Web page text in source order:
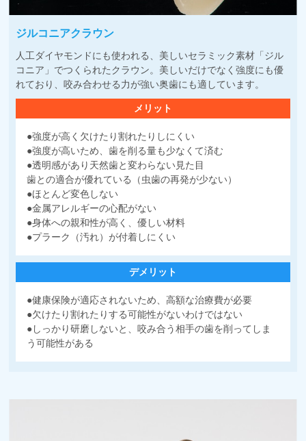
ジルコニアクラウン
人工ダイヤモンドにも使われる、美しいセラミック素材「ジル
コニア」でつくられたクラウン。美しいだけでなく強度にも優
れており、咬み合わせる力が強い奥歯にも適しています。
メリット
●強度が高く欠けたり割れたりしにくい
●強度が高いため、歯を削る量も少なくて済む
●透明感があり天然歯と変わらない見た目
歯との適合が優れている（虫歯の再発が少ない）
●ほとんど変色しない
●金属アレルギーの心配がない
●身体への親和性が高く、優しい材料
●プラーク（汚れ）が付着しにくい
デメリット
●健康保険が適応されないため、高額な治療費が必要
●欠けたり割れたりする可能性がないわけではない
●しっかり研磨しないと、咬み合う相手の歯を削ってしま
う可能性がある